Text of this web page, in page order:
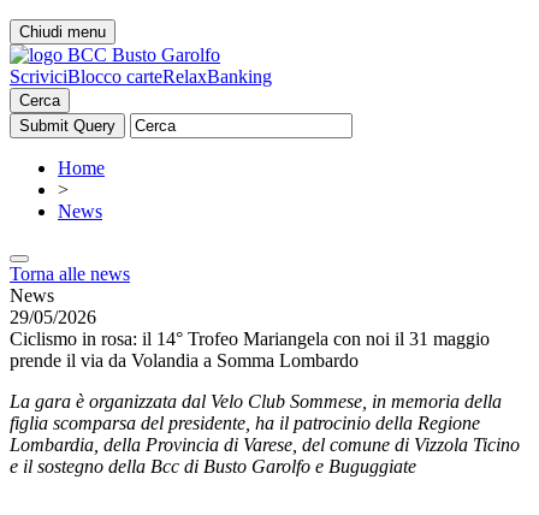
Chiudi menu
ScriviciBlocco carteRelaxBanking
Cerca
Home
>
News
Torna alle news
News
29/05/2026
Ciclismo in rosa: il 14° Trofeo Mariangela con noi il 31 maggio
prende il via da Volandia a Somma Lombardo
La gara è organizzata dal Velo Club Sommese, in memoria della
figlia scomparsa del presidente, ha il patrocinio della Regione
Lombardia, della Provincia di Varese, del comune di Vizzola Ticino
e il sostegno della Bcc di Busto Garolfo e Buguggiate